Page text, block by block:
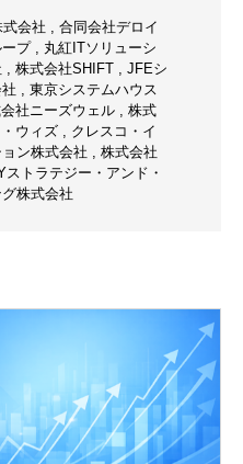
会社
合同会社デロイ
ープ, 丸紅ITソリューシ
株式会社SHIFT
JFEシ
東京システムハウス
社ニーズウェル
株式
ウィズ
クレスコ・イ
ン株式会社
株式会社
ストラテジー・アンド・
株式会社